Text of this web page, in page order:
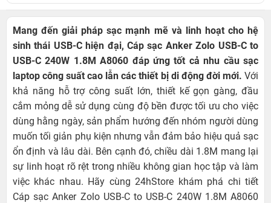
Mang đến giải pháp sạc mạnh mẽ và linh hoạt cho hệ
sinh thái USB-C hiện đại, Cáp sạc Anker Zolo USB-C to
USB-C 240W 1.8M A8060 đáp ứng tốt cả nhu cầu sạc
laptop công suất cao lẫn các thiết bị di động đời mới. Với
khả năng hỗ trợ công suất lớn, thiết kế gọn gàng, đầu
cắm mỏng dễ sử dụng cùng độ bền được tối ưu cho việc
dùng hằng ngày, sản phẩm hướng đến nhóm người dùng
muốn tối giản phụ kiện nhưng vẫn đảm bảo hiệu quả sạc
ổn định và lâu dài. Bên cạnh đó, chiều dài 1.8M mang lại
sự linh hoạt rõ rệt trong nhiều không gian học tập và làm
việc khác nhau. Hãy cùng 24hStore khám phá chi tiết
Cáp sạc Anker Zolo USB-C to USB-C 240W 1.8M A8060